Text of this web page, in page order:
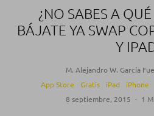
¿NO SABES A
BÁJATE YA SWAP
Y
M. Alejandro W. García
App Store
Gratis iPad iPhone
8 septiembre, 2015 · 1